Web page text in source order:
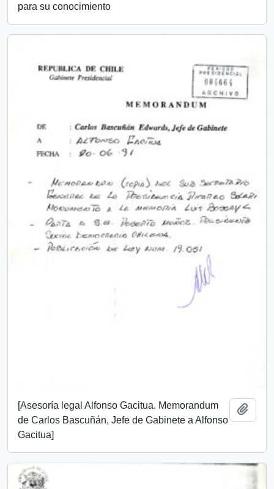
para su conocimiento
[Asesoría legal Alfonso Gacitua. Memorandum
de Carlos Bascuñán, Jefe de Gabinete a Alfonso
Gacitua]